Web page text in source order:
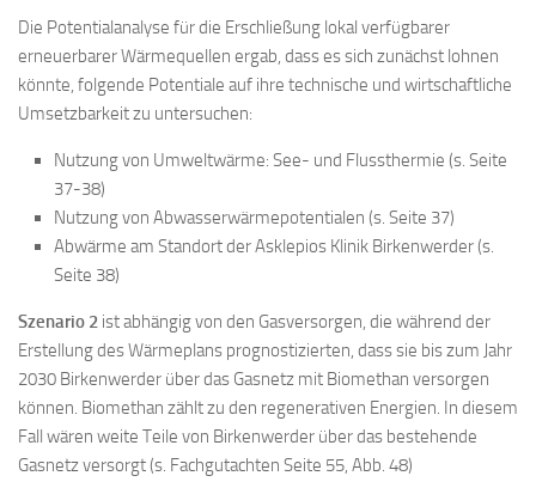
Die Potentialanalyse für die Erschließung lokal verfügbarer
erneuerbarer Wärmequellen ergab, dass es sich zunächst lohnen
könnte, folgende Potentiale auf ihre technische und wirtschaftliche
Umsetzbarkeit zu untersuchen:
Nutzung von Umweltwärme: See- und Flussthermie (s. Seite
37-38)
Nutzung von Abwasserwärmepotentialen (s. Seite 37)
Abwärme am Standort der Asklepios Klinik Birkenwerder (s.
Seite 38)
Szenario 2 ist abhängig von den Gasversorgen, die während der
Erstellung des Wärmeplans prognostizierten, dass sie bis zum Jahr
2030 Birkenwerder über das Gasnetz mit Biomethan versorgen
können. Biomethan zählt zu den regenerativen Energien. In diesem
Fall wären weite Teile von Birkenwerder über das bestehende
Gasnetz versorgt (s. Fachgutachten Seite 55, Abb. 48)